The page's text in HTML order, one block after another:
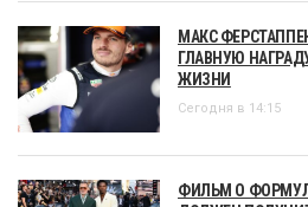
МАКС
ГЛАВНУЮ
ЖИЗНИ
Сегодня в 14:15
ФИЛЬМ О